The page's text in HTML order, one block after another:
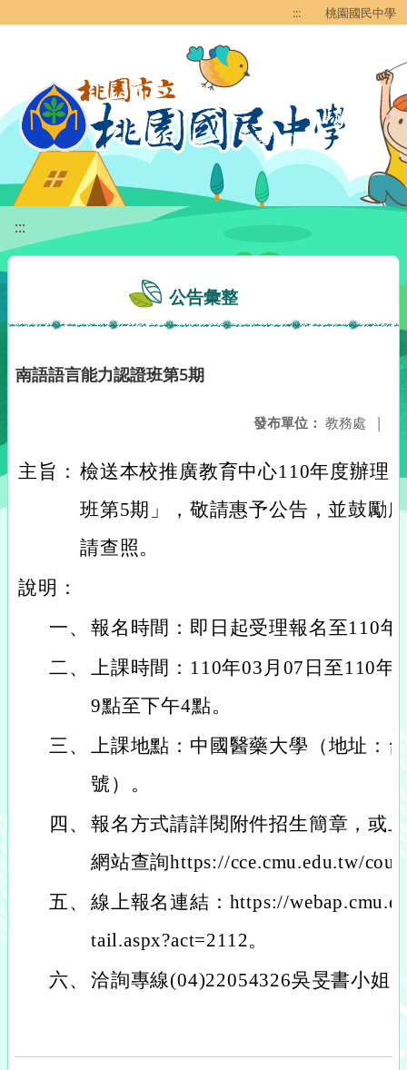
::: 桃園國民中學
:::
公告彙整
南語語言能力認證班第5期
發布單位： 教務處 |
主旨： 檢送本校推廣教育中心110年度辦理
班第5期」，敬請惠予公告，並鼓勵
請查照。
說明：
一、 報名時間：即日起受理報名至110年
二、 上課時間：110年03月07日至110年
9點至下午4點。
三、 上課地點：中國醫藥大學（地址：
號）。
四、 報名方式請詳閱附件招生簡章，或
網站查詢https://cce.cmu.edu.tw/
五、 線上報名連結：https://
tail.aspx?act=2112。
六、 洽詢專線(04)22054326吳旻書小姐